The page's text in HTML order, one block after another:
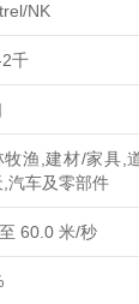
NK
千
牧渔,建材/家具,
,汽车及零部件
60.0 米/秒